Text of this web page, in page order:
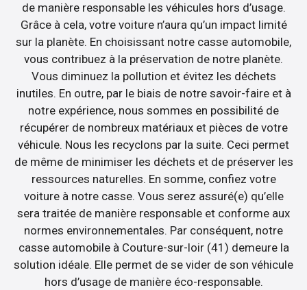
de manière responsable les véhicules hors d’usage.
Grâce à cela, votre voiture n’aura qu’un impact limité
sur la planète. En choisissant notre casse automobile,
vous contribuez à la préservation de notre planète.
Vous diminuez la pollution et évitez les déchets
inutiles. En outre, par le biais de notre savoir-faire et à
notre expérience, nous sommes en possibilité de
récupérer de nombreux matériaux et pièces de votre
véhicule. Nous les recyclons par la suite. Ceci permet
de même de minimiser les déchets et de préserver les
ressources naturelles. En somme, confiez votre
voiture à notre casse. Vous serez assuré(e) qu’elle
sera traitée de manière responsable et conforme aux
normes environnementales. Par conséquent, notre
casse automobile à Couture-sur-loir (41) demeure la
solution idéale. Elle permet de se vider de son véhicule
hors d’usage de manière éco-responsable.